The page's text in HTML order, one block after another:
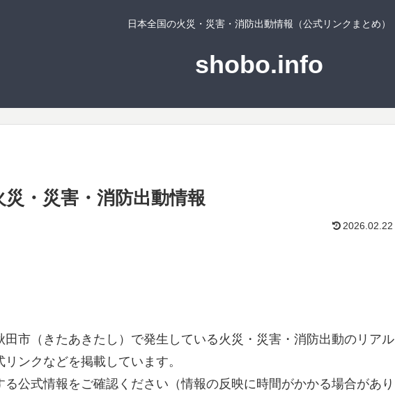
日本全国の火災・災害・消防出動情報（公式リンクまとめ）
shobo.info
・災害・消防出動情報
2026.02.22
田市（きたあきたし）で発生している火災・災害・消防出動のリアル
ンクなどを掲載しています。
公式情報をご確認ください（情報の反映に時間がかかる場合があり